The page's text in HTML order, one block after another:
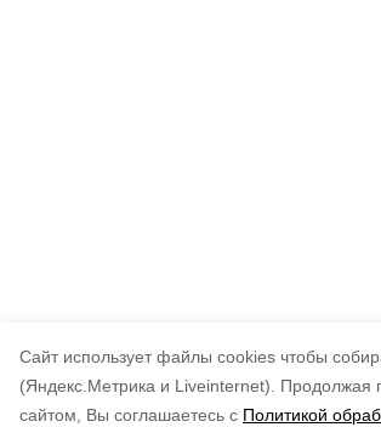
Cайт использует файлы cookies чтобы
(Яндекс.Метрика и Liveinternet).
Продолжая
сайтом, Вы соглашаетесь с Политикой